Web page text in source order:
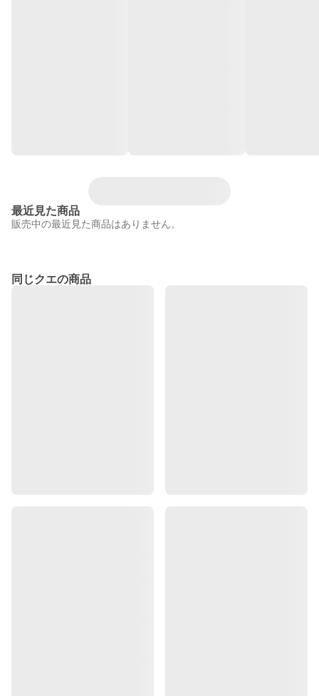
最近見た商品
販売中の最近見た商品はありません。
同じクエの商品